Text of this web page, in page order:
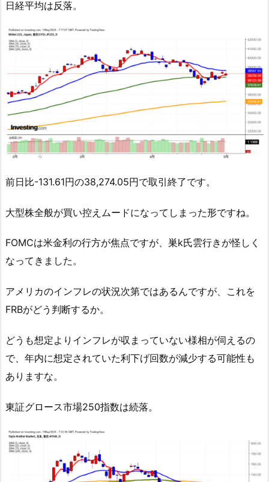
日経平均は反落。
前日比-131.61円の38,274.05円で取引終了です。
大型株全般が買い控えムードになってしまった形ですね。
FOMCは米金利の行方が焦点ですが、巣k氏雲行きが怪しく
なってきました。
アメリカのインフレの状況次第ではあるんですが、これを
FRBがどう判断するか。
どうも想定よりインフレが収まっていない様相が伺えるの
で、年内に想定されていた利下げ回数が減少する可能性も
ありますな。
東証グロース市場250指数は続落。